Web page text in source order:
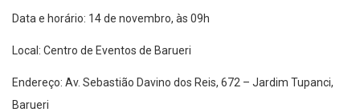
Data e horário: 14 de novembro, às 09h
Local: Centro de Eventos de Barueri
Endereço: Av. Sebastião Davino dos Reis, 672 – Jardim Tupanci,
Barueri